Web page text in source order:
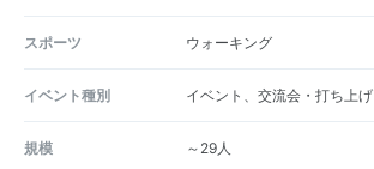
スポーツ ウォーキング
イベント種別 イベント、交流会・打ち上げ
規模 ～29人